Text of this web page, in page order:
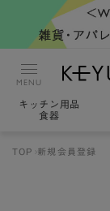
MENU
キッチン用品
食器
TOP 新規会員登録